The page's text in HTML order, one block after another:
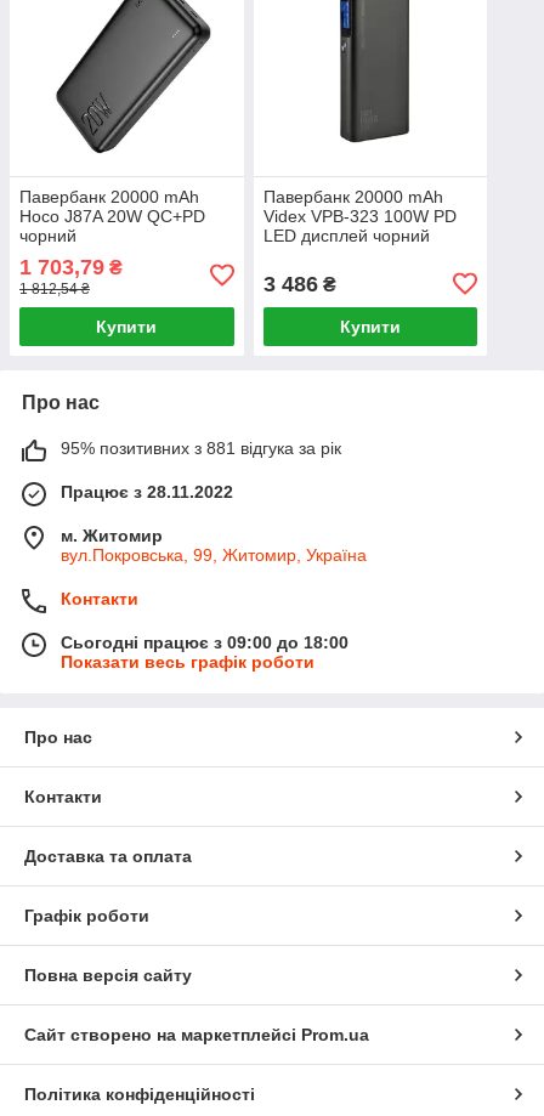
Павербанк 20000 mAh
Hoco J87A 20W QC+PD
чорний
1 703,79 ₴
1 812,54 ₴
Купити
Павербанк 20000 mAh
Videx VPB-323 100W PD
LED дисплей чорний
3 486₴
Купити
Про нас
95% позитивних з 881 відгука за рік
Працює з 28.11.2022
м. Житомир
вул.Покровська, 99, Житомир, Україна
Контакти
Сьогодні працює з 09:00 до 18:00
Показати весь графік роботи
Про нас
Контакти
Доставка та оплата
Графік роботи
Повна версія сайту
Сайт створено на маркетплейсі Prom.ua
Політика конфіденційності